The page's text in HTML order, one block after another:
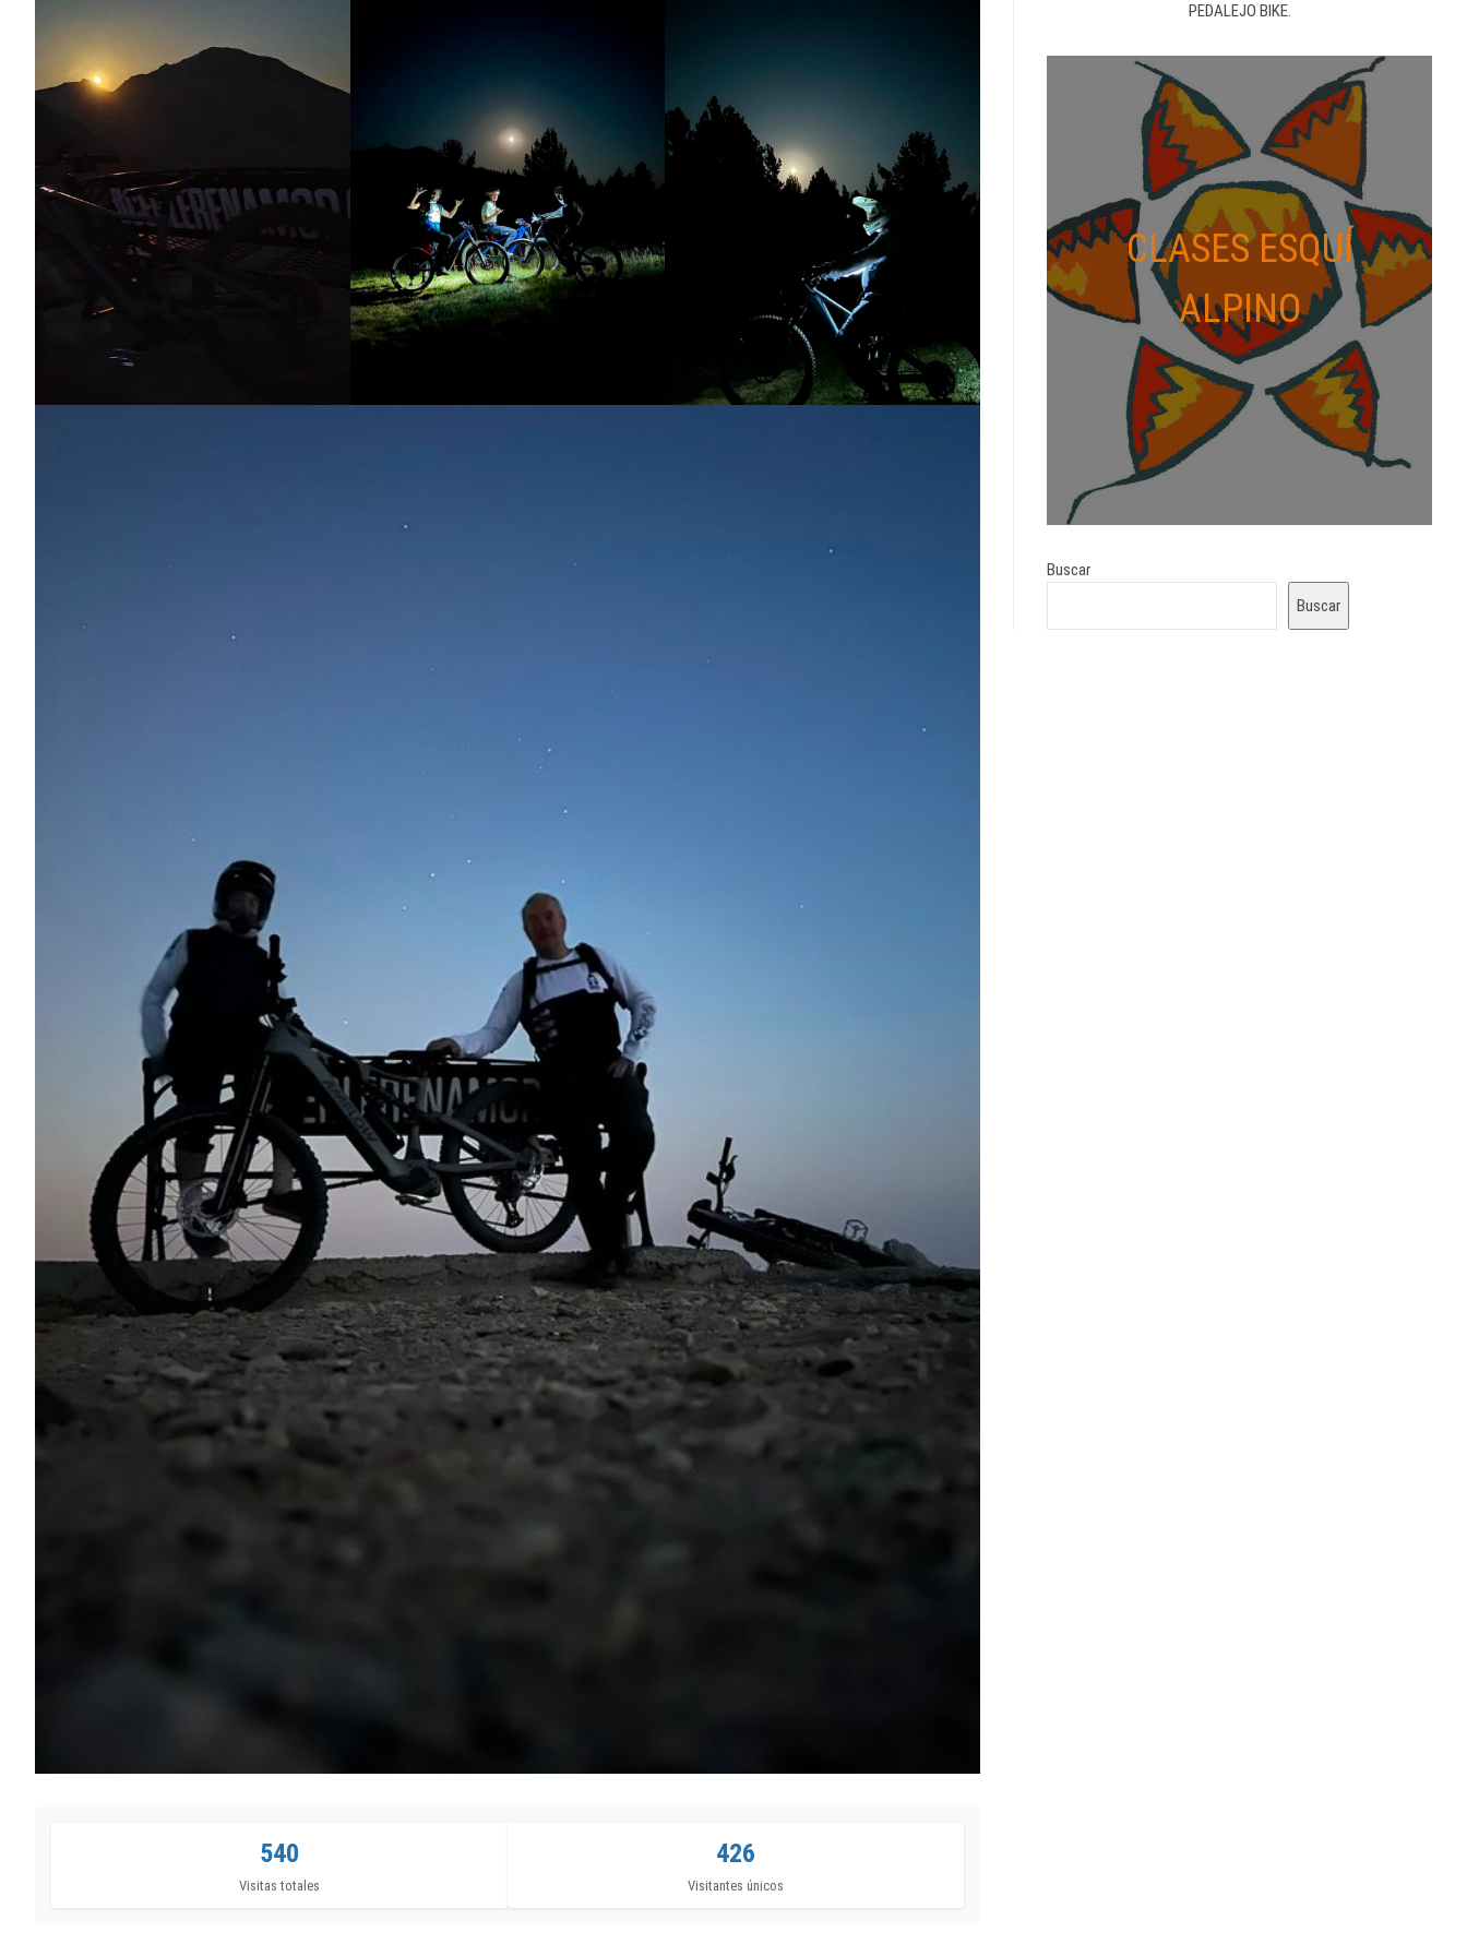
540
Visitas totales
426
Visitantes únicos
PEDALEJO BIKE.
CLASES ESQUÍ
ALPINO
Buscar
Buscar